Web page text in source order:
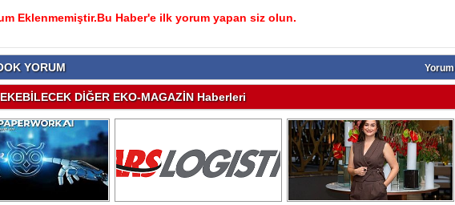
Eklenmemiştir.Bu Haber'e ilk yorum yapan siz olun.
YORUM Yorum
DİĞER EKO-MAGAZİN Haberleri